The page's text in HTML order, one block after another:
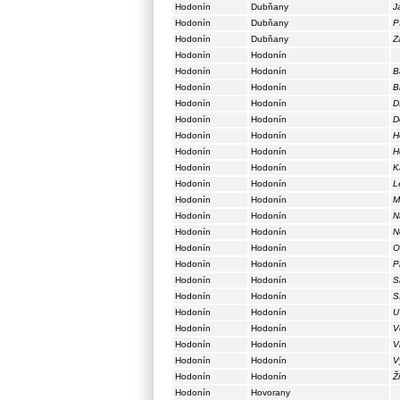
Hodonín Dubňany
Hodonín
Dubňany
Hodonín
Dubňany
Hodonín
Hodonín
Hodonín
Hodonín
Hodonín
Hodonín
Hodonín
Hodonín
Hodonín
Hodonín
Hodonín
Hodonín
Hodonín
Hodonín
Hodonín
Hodonín
Hodonín
Hodonín
Hodonín
Hodonín
Hodonín
Hodonín
Hodonín
Hodonín
Hodonín
Hodonín
Hodonín
Hodonín
Hodonín
Hodonín
Hodonín
Hodonín
Hodonín
Hodonín
Hodonín
Hodonín
Hodonín
Hodonín
Hodonín
Hodonín
Hodonín
Hodonín
Hodonín
Hovorany